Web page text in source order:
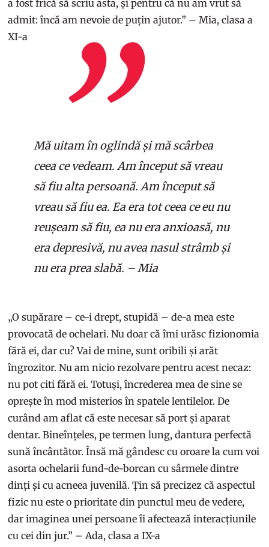
a fost frică să scriu asta, și pentru că nu am vrut să
admit: încă am nevoie de puțin ajutor.” – Mia, clasa a
XI-a
Mă uitam în oglindă și mă scârbea
ceea ce vedeam. Am început să vreau
să fiu alta persoană. Am început să
vreau să fiu ea. Ea era tot ceea ce eu nu
reușeam să fiu, ea nu era anxioasă, nu
era depresivă, nu avea nasul strâmb și
nu era prea slabă. – Mia
„O supărare – ce-i drept, stupidă – de-a mea este
provocată de ochelari. Nu doar că îmi urăsc fizionomia
fără ei, dar cu? Vai de mine, sunt oribili și arăt
îngrozitor. Nu am nicio rezolvare pentru acest necaz:
nu pot citi fără ei. Totuși, încrederea mea de sine se
oprește în mod misterios în spatele lentilelor. De
curând am aflat că este necesar să port și aparat
dentar. Bineînțeles, pe termen lung, dantura perfectă
sună încântător. Însă mă gândesc cu oroare la cum voi
asorta ochelarii fund-de-borcan cu sârmele dintre
dinți și cu acneea juvenilă. Țin să precizez că aspectul
fizic nu este o prioritate din punctul meu de vedere,
dar imaginea unei persoane îi afectează interacțiunile
cu cei din jur.” – Ada, clasa a IX-a